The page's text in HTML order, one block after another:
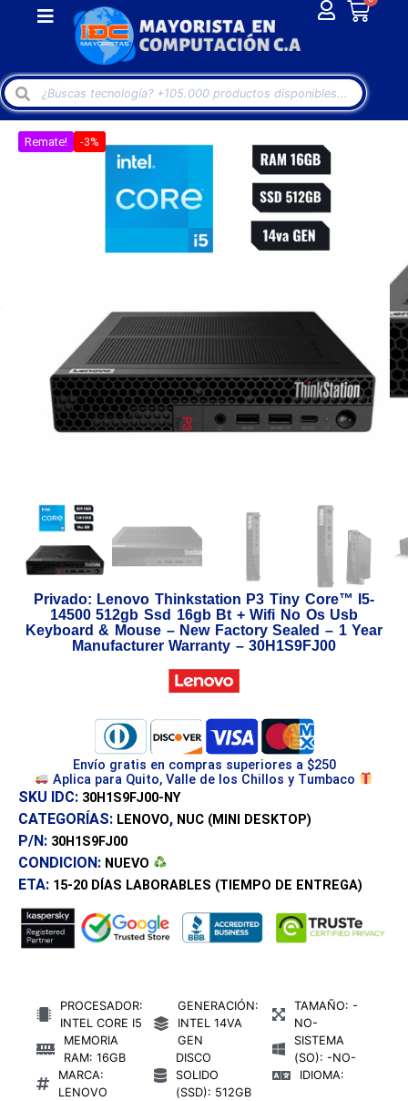
Remate! -3%
Privado: Lenovo Thinkstation P3 Tiny Core™ I5-
14500 512gb Ssd 16gb Bt + Wifi No Os Usb
Keyboard & Mouse – New Factory Sealed – 1 Year
Manufacturer Warranty – 30H1S9FJ00
Envío gratis en compras superiores a $250
Aplica para Quito, Valle de los Chillos y Tumbaco
SKU IDC: 30H1S9FJ00-NY
CATEGORÍAS: LENOVO, NUC (MINI DESKTOP)
P/N: 30H1S9FJ00
CONDICION: NUEVO
ETA: 15-20 DÍAS LABORABLES (TIEMPO DE ENTREGA)
PROCESADOR:
INTEL CORE I5
MEMORIA
RAM: 16GB
MARCA:
LENOVO
GENERACIÓN:
INTEL 14VA
GEN
DISCO
SOLIDO
(SSD): 512GB
TAMAÑO: -
NO-
SISTEMA
(SO): -NO-
IDIOMA: